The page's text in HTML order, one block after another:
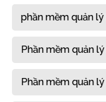
phần mềm quản lý
Phần mềm quản
Phần mềm quản